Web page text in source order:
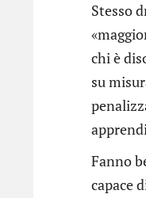
Stesso
chi è
su
Fanno
capace